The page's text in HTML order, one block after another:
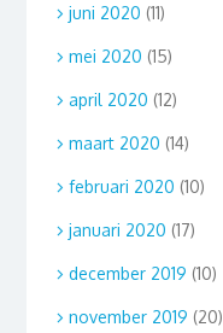
juni 2020 (11)
mei 2020 (15)
april 2020 (12)
maart 2020 (14)
februari 2020 (10)
januari 2020 (17)
december 2019 (10)
november 2019 (20)